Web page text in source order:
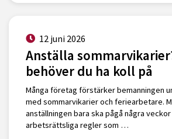
12 juni 2026
Anställa
behöver du ha koll på
Många företag förstärker bemanningen
med sommarvikarier och feriearbetare.
anställningen bara ska pågå några
arbetsrättsliga regler som …